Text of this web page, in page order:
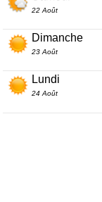
22 Août
Dimanche
23 Août
Lundi
24 Août